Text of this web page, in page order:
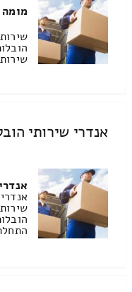
מומה
אנדרי שירותי